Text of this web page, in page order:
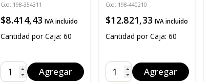
Cod: 198-354311
$8.414,43 IVA incluido
Cantidad por Caja: 60
Agregar
Cod: 198-440210
$12.821,33 IVA incluido
Cantidad por Caja: 60
Agregar